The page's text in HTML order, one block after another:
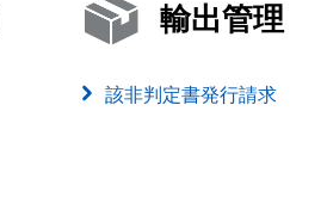
輸出管理
該非判定書発行請求